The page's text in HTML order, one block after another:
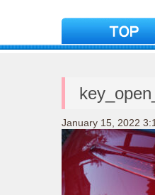
January 15, 2022